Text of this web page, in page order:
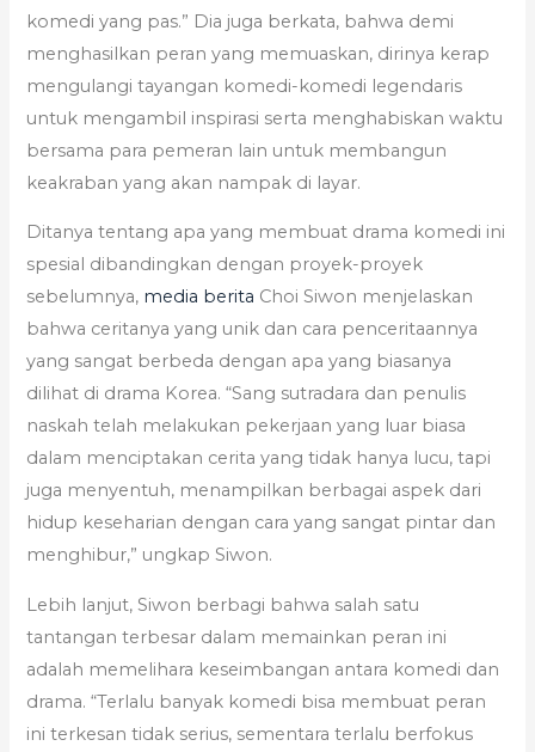
komedi yang pas.” Dia juga berkata, bahwa demi
menghasilkan peran yang memuaskan, dirinya kerap
mengulangi tayangan komedi-komedi legendaris
untuk mengambil inspirasi serta menghabiskan waktu
bersama para pemeran lain untuk membangun
keakraban yang akan nampak di layar.
Ditanya tentang apa yang membuat drama komedi ini
spesial dibandingkan dengan proyek-proyek
sebelumnya, media berita Choi Siwon menjelaskan
bahwa ceritanya yang unik dan cara penceritaannya
yang sangat berbeda dengan apa yang biasanya
dilihat di drama Korea. “Sang sutradara dan penulis
naskah telah melakukan pekerjaan yang luar biasa
dalam menciptakan cerita yang tidak hanya lucu, tapi
juga menyentuh, menampilkan berbagai aspek dari
hidup keseharian dengan cara yang sangat pintar dan
menghibur,” ungkap Siwon.
Lebih lanjut, Siwon berbagi bahwa salah satu
tantangan terbesar dalam memainkan peran ini
adalah memelihara keseimbangan antara komedi dan
drama. “Terlalu banyak komedi bisa membuat peran
ini terkesan tidak serius, sementara terlalu berfokus